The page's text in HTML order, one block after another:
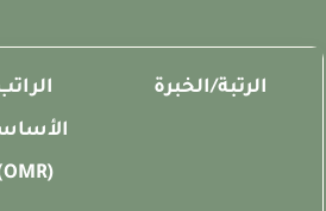
الرتبة/الخبرة
الراتب
الأساسي